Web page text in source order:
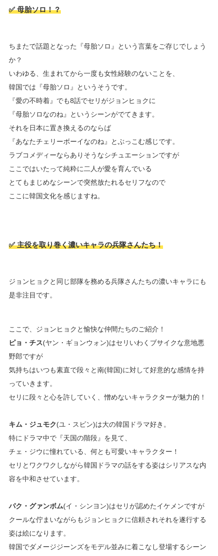
✅ 母胎ソロ！？
ちまたで話題となった『母胎ソロ』という言葉をご存じでしょう
か？
いわゆる、生まれてから一度も女性経験のないことを、
韓国では『母胎ソロ』というそうです。
『愛の不時着』でも8話でセリがジョンヒョクに
『母胎ソロなのね』というシーンがでてきます。
それを日本に置き換えるのならば
『あなたチェリーボーイなのね』とぶっこむ感じです。
ラブコメディーならありそうなシチュエーションですが
ここではいたって純粋に二人が愛を育んでいる
とてもまじめなシーンで突然放たれるセリフなので
ここに韓国文化を感じますね。
✅ 主役を取り巻く濃いキャラの兵隊さんたち！
ジョンヒョクと同じ部隊を務める兵隊さんたちの濃いキャラにも
是非注目です。
ここで、ジョンヒョクと愉快な仲間たちのご紹介！
ピョ・チス(ヤン・ギョンウォン)はセリいわくブサイクな意地悪
野郎ですが
気持ちはいつも素直で段々と南(韓国)に対して好意的な感情を持
っていきます。
セリに段々と心を許していく、憎めないキャラクターが魅力的！
キム・ジュモク(ユ・スビン)は大の韓国ドラマ好き。
特にドラマ中で『天国の階段』を見て、
チェ・ジウに憧れている、何とも可愛いキャラクター！
セリとワクワクしながら韓国ドラマの話をする姿はシリアスな内
容を中和させています。
パク・グァンボム(イ・シンヨン)はセリが認めたイケメンですが
クールな佇まいながらもジョンヒョクに信頼されそれを遂行する
姿は絵になります。
韓国でダメージジーンズをモデル並みに着こなし登場するシーン